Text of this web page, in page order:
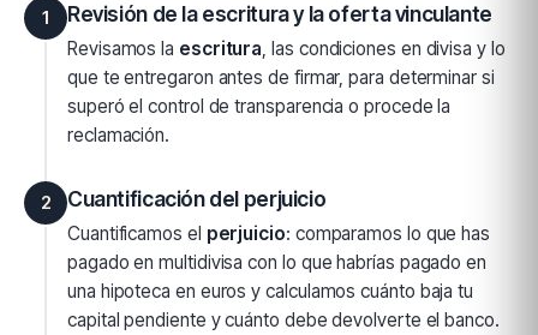
1 Revisión de la escritura y la oferta vinculante
Revisamos la escritura, las condiciones en divisa y lo
que te entregaron antes de firmar, para determinar si
superó el control de transparencia o procede la
reclamación.
2 Cuantificación del perjuicio
Cuantificamos el perjuicio: comparamos lo que has
pagado en multidivisa con lo que habrías pagado en
una hipoteca en euros y calculamos cuánto baja tu
capital pendiente y cuánto debe devolverte el banco.